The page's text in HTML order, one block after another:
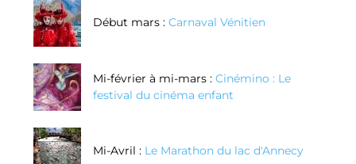
Début mars : Carnaval Vénitien
Mi-février à mi-mars : Cinémino : Le
festival du cinéma enfant
Mi-Avril : Le Marathon du lac d'Annecy